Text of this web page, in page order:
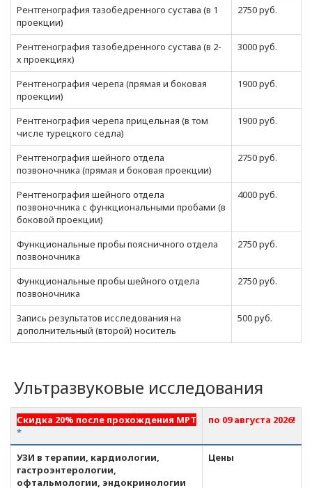
Рентгенография тазобедренного сустава (в 1
проекции)
2750 руб.
Рентгенография тазобедренного сустава (в 2-
х проекциях)
3000 руб.
Рентгенография черепа (прямая и боковая
проекции)
1900 руб.
Рентгенография черепа прицельная (в том
числе турецкого седла)
1900 руб.
Рентгенография шейного отдела
позвоночника (прямая и боковая проекции)
2750 руб.
Рентгенография шейного отдела
позвоночника с функциональными пробами (в
боковой проекции)
4000 руб.
Функциональные пробы поясничного отдела
позвоночника
2750 руб.
Функциональные пробы шейного отдела
позвоночника
2750 руб.
Запись результатов исследования на
дополнительный (второй) носитель
500 руб.
Ультразвуковые исследования
Скидка 20% после прохождения МРТ
*
по 09 августа 2026!
УЗИ в терапии, кардиологии,
гастроэнтерологии,
офтальмологии, эндокринологии
Цены